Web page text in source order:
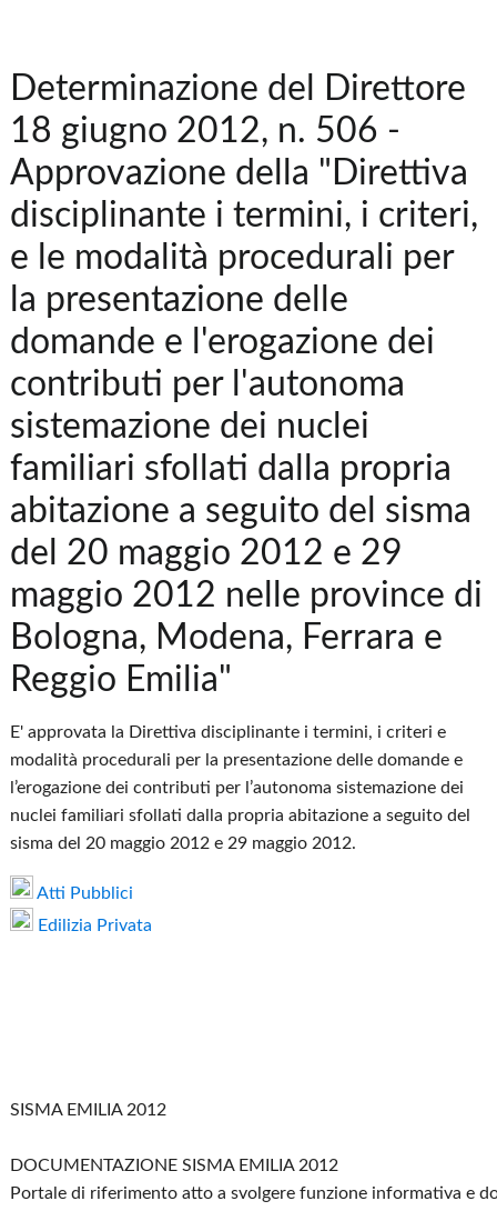
Determinazione del Direttore
18 giugno 2012, n. 506 -
Approvazione della "Direttiva
disciplinante i termini, i criteri,
e le modalità procedurali per
la presentazione delle
domande e l'erogazione dei
contributi per l'autonoma
sistemazione dei nuclei
familiari sfollati dalla propria
abitazione a seguito del sisma
del 20 maggio 2012 e 29
maggio 2012 nelle province di
Bologna, Modena, Ferrara e
Reggio Emilia"
E' approvata la Direttiva disciplinante i termini, i criteri e
modalità procedurali per la presentazione delle domande e
l’erogazione dei contributi per l’autonoma sistemazione dei
nuclei familiari sfollati dalla propria abitazione a seguito del
sisma del 20 maggio 2012 e 29 maggio 2012.
Atti Pubblici
Edilizia Privata
SISMA EMILIA 2012
DOCUMENTAZIONE SISMA EMILIA 2012
Portale di riferimento atto a svolgere funzione informativa e